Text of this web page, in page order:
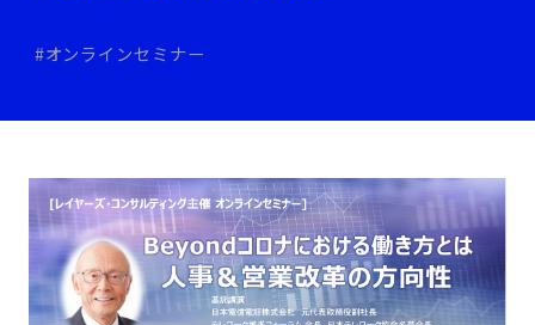
#オンラインセミナー